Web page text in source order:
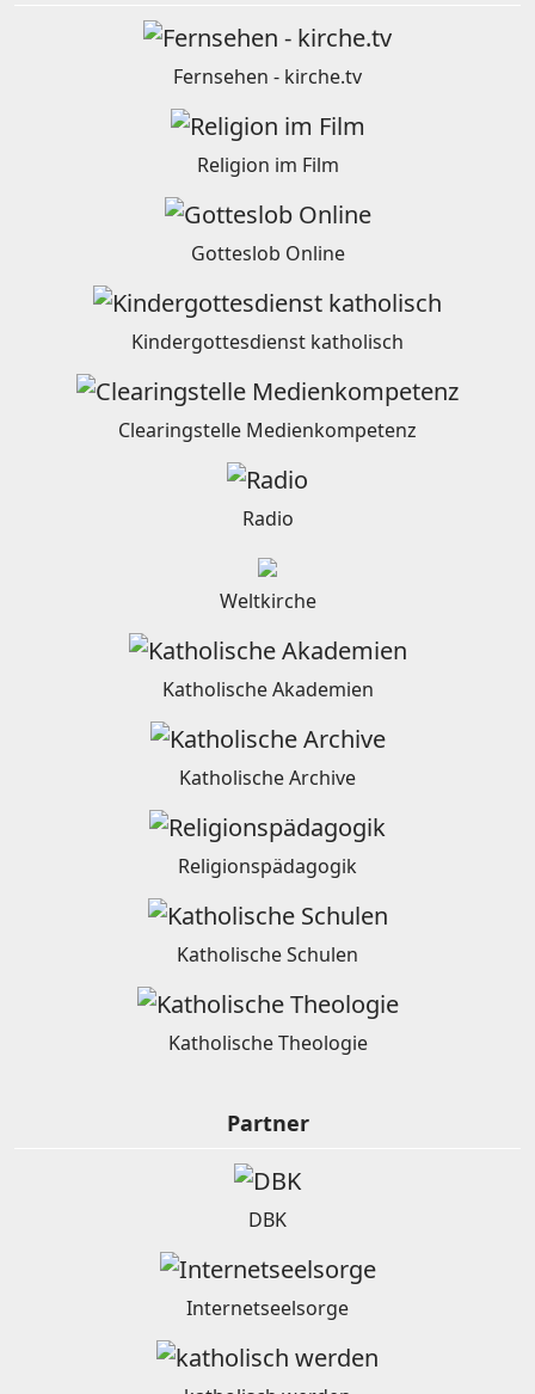
Fernsehen - kirche.tv
Religion im Film
Gotteslob Online
Kindergottesdienst katholisch
Clearingstelle Medienkompetenz
Radio
Weltkirche
Katholische Akademien
Katholische Archive
Religionspädagogik
Katholische Schulen
Katholische Theologie
Partner
DBK
Internetseelsorge